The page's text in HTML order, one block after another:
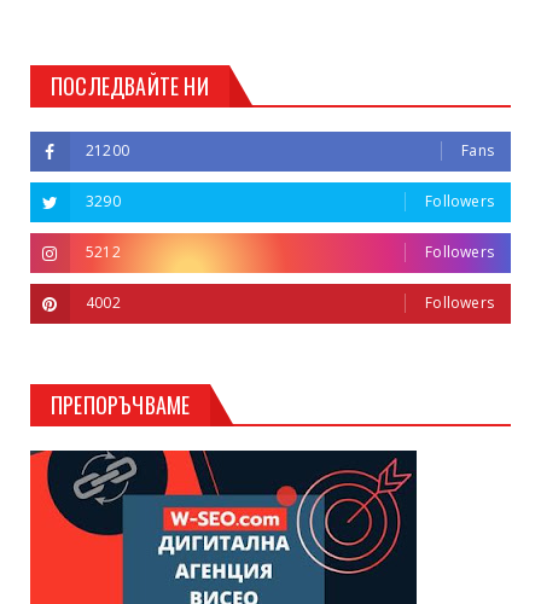
ПОСЛЕДВАЙТЕ НИ
21200 Fans
3290 Followers
5212 Followers
4002 Followers
ПРЕПОРЪЧВАМЕ